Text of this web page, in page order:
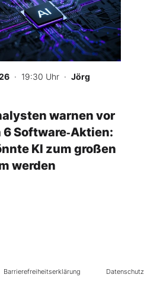
· 19:30 Uhr · Jörg
warnen vor
Software‑Aktien:
KI zum großen
werden
Barrierefreiheitserklärung Datenschutz